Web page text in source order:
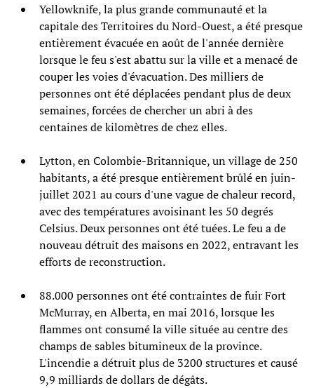
Yellowknife, la plus grande communauté et la
capitale des Territoires du Nord-Ouest, a été presque
entièrement évacuée en août de l'année dernière
lorsque le feu s'est abattu sur la ville et a menacé de
couper les voies d'évacuation. Des milliers de
personnes ont été déplacées pendant plus de deux
semaines, forcées de chercher un abri à des
centaines de kilomètres de chez elles.
Lytton, en Colombie-Britannique, un village de 250
habitants, a été presque entièrement brûlé en juin-
juillet 2021 au cours d'une vague de chaleur record,
avec des températures avoisinant les 50 degrés
Celsius. Deux personnes ont été tuées. Le feu a de
nouveau détruit des maisons en 2022, entravant les
efforts de reconstruction.
88.000 personnes ont été contraintes de fuir Fort
McMurray, en Alberta, en mai 2016, lorsque les
flammes ont consumé la ville située au centre des
champs de sables bitumineux de la province.
L'incendie a détruit plus de 3200 structures et causé
9,9 milliards de dollars de dégâts.